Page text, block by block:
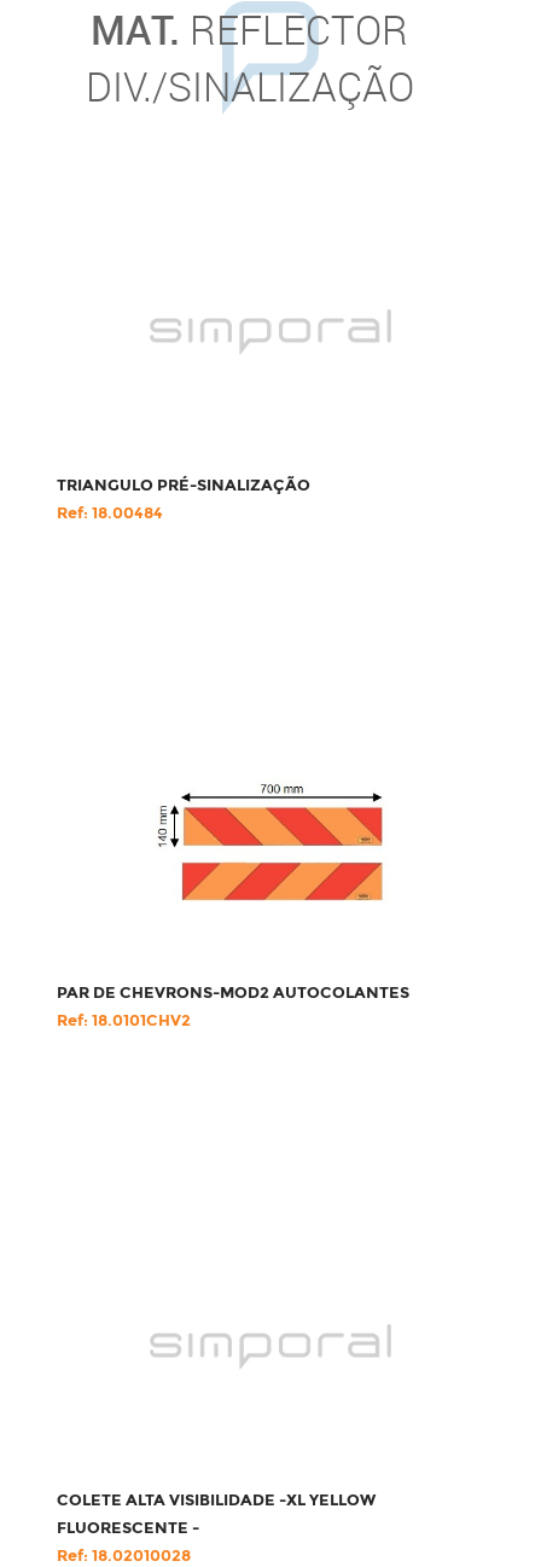
MAT. REFLECTOR
DIV./SINALIZAÇÃO
TRIANGULO PRÉ-SINALIZAÇÃO
Ref: 18.00484
PAR DE CHEVRONS-MOD2 AUTOCOLANTES
Ref: 18.0101CHV2
COLETE ALTA VISIBILIDADE -XL YELLOW
FLUORESCENTE -
Ref: 18.02010028